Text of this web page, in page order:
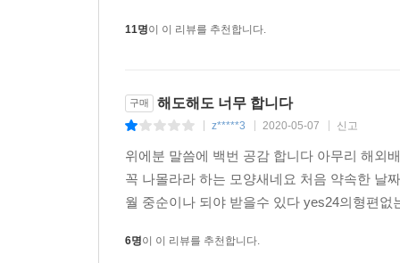
11명이 이 리뷰를 추천합니다.
구매 해도해도 너무 합니다
z*****3 2020-05-07 신고
위에분 말씀에 백번 공감 합니다 아무리 해외
꼭 나몰라라 하는 모양새네요 처음 약속한 날
월 중순이나 되야 받을수 있다 yes24의형편
6명이 이 리뷰를 추천합니다.